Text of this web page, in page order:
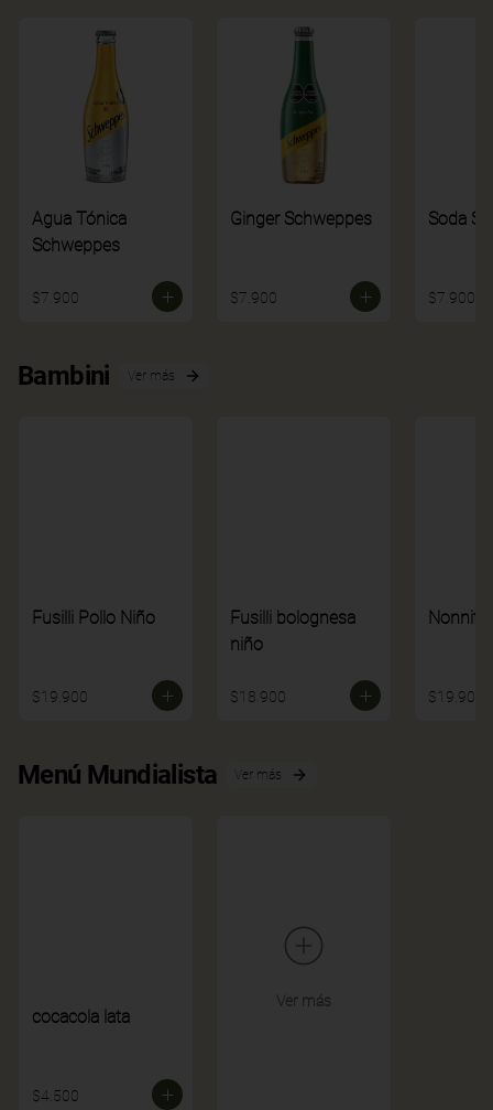
Agua Tónica
Schweppes
$7.900
Ginger Schweppes
$7.900
Soda
$7.900
Bambini Ver más
Fusilli Pollo Niño
$19.900
Fusilli bolognesa
niño
$18.900 $19.900
Menú Mundialista Ver más
cocacola lata
$4.500
Ver más